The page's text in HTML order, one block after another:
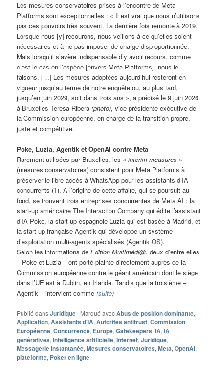
Les mesures conservatoires prises à l’encontre de Meta
Platforms sont exceptionnelles : « Il est vrai que nous n’utilisons
pas ces pouvoirs très souvent. La dernière fois remonte à 2019.
Lorsque nous [y] recourons, nous veillons à ce qu’elles soient
nécessaires et à ne pas imposer de charge disproportionnée.
Mais lorsqu’il s’avère indispensable d’y avoir recours, comme
c’est le cas en l’espèce [envers Meta Platforms], nous le
faisons. […] Les mesures adoptées aujourd’hui resteront en
vigueur jusqu’au terme de notre enquête ou, au plus tard,
jusqu’en juin 2029, soit dans trois ans », a précisé le 9 juin 2026
à Bruxelles Teresa Ribera(photo), vice-présidente exécutive de
la Commission européenne, en charge de la transition propre,
juste et compétitive.
Poke, Luzia, Agentik et OpenAI contre Meta
Rarement utilisées par Bruxelles, les «interim measures »
(mesures conservatoires) consistent pour Meta Platforms à
préserver le libre accès à WhatsApp pour les assistants d’IA
concurrents (1). A l’origine de cette affaire, qui se poursuit au
fond, se trouvent trois entreprises concurrentes de Meta AI : la
start-up américaine The Interaction Company qui édite l’assistant
d’IA Poke, la start-up espagnole Luzia qui est basée à Madrid, et
la start-up française Agentik qui développe un système
d’exploitation multi-agents spécialisés (Agentik OS).
Selon les informations deEdition Multimédi@, deux d’entre elles
– Poke et Luzia – ont porté plainte directement auprès de la
Commission européenne contre le géant américain dont le siège
dans l’UE est à Dublin, en Irlande. Tandis que la troisième –
Agentik – intervient comme(suite)
Publié dansJuridique | Marqué avecAbus de position dominante,
Application,Assistants d'IA,Autorités antitrust,Commission
Européenne,Concurrence, Europe,Gatekeepers,IA,IA
génératives,Intelligence artificielle,Internet,Juridique,
Messagerie instantanée,Mesures conservatoires,Meta,OpenAI,
plateforme, Poker en ligne